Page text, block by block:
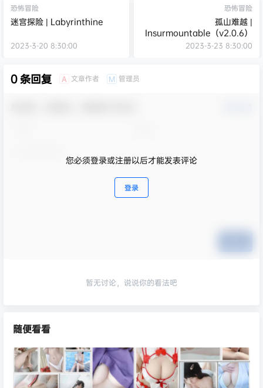
恐怖冒险
迷宫探险 | Labyrinthine
2023-3-20 8:30:00
恐怖冒险
孤山难越 |
Insurmountable（v2.0.6）
2023-3-23 8:30:00
0 条回复 A 文章作者 M 管理员
您必须登录或注册以后才能发表评论
登录
暂无讨论，说说你的看法吧
随便看看